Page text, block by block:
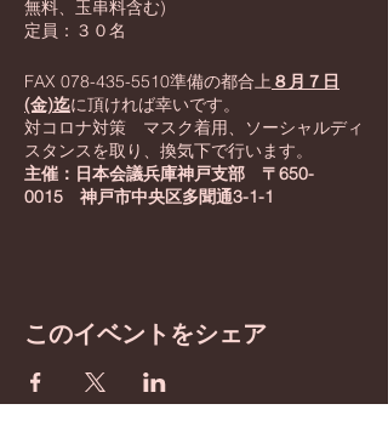
無料、玉串料含む)
定員：３０名
FAX 078-435-5510準備の都合上 ８月７日
(金)迄に頂ければ幸いです。
対コロナ対策 マスク着用、ソーシャルディ
スタンスを取り、換気下で行います。
主催：日本会議兵庫神戸支部 〒650-
0015 神戸市中央区多聞通3-1-1
し下さい。但し、正式参拝にご参列の方は、
女性には更衣室をご用意いたします。
このイベントをシェア